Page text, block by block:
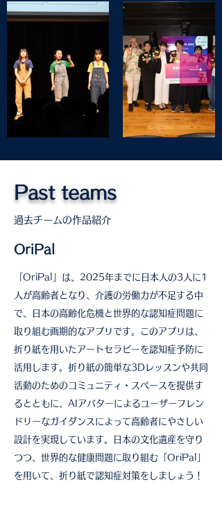
Past teams
​過去チームの作品紹介
OriPal
「OriPal」は、2025年までに日本人の3人に1
人が高齢者となり、介護の労働力が不足する中
で、日本の高齢化危機と世界的な認知症問題に
取り組む画期的なアプリです。このアプリは、
折り紙を用いたアートセラピーを認知症予防に
活用します。折り紙の簡単な3Dレッスンや共同
活動のためのコミュニティ・スペースを提供す
るとともに、AIアバターによるユーザーフレン
ドリーなガイダンスによって高齢者にやさしい
設計を実現しています。日本の文化遺産を守り
つつ、世界的な健康問題に取り組む「OriPal」
を用いて、折り紙で認知症対策をしましょう！